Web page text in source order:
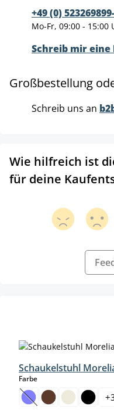
+49 (0)
Mo-Fr, 09:00 - 15:00
Schreib mir eine
Großbestellung
Schreib uns an
Wie hilfreich ist
für deine
Schaukelstuhl
Farbeauswählen
(Diese Option ist zurzeit
+